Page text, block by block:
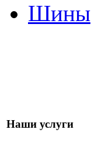
Шины
Наши услуги